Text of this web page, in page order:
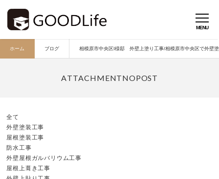
ホーム ブログ 相模原市中央区I様邸 外壁上塗り工事/相模原市中央区で外壁
全て
外壁塗装工事
屋根塗装工事
防水工事
外壁屋根ガルバリウム工事
屋根上葺き工事